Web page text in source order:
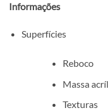
Informações
Superfícies
Reboco
Massa
Texturas